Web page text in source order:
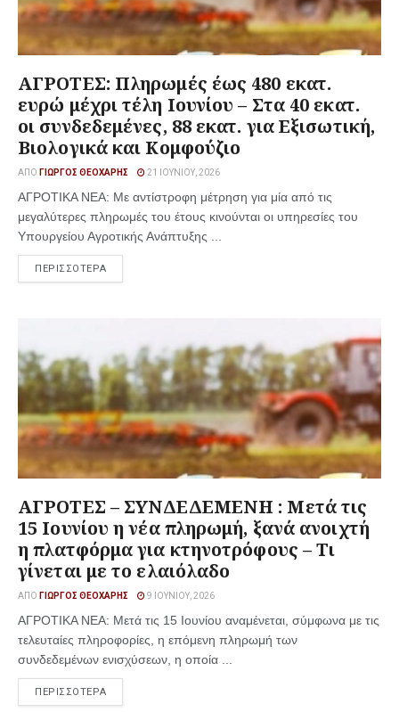
ΑΓΡΟΤΕΣ: Πληρωμές έως 480 εκατ.
ευρώ μέχρι τέλη Ιουνίου – Στα 40 εκατ.
οι συνδεδεμένες, 88 εκατ. για Εξισωτική,
Βιολογικά και Κομφούζιο
ΑΠΌ ΓΙΏΡΓΟΣ ΘΕΟΧΆΡΗΣ 21 ΙΟΥΝΊΟΥ, 2026
ΑΓΡΟΤΙΚΑ ΝΕΑ: Με αντίστροφη μέτρηση για μία από τις
μεγαλύτερες πληρωμές του έτους κινούνται οι υπηρεσίες του
Υπουργείου Αγροτικής Ανάπτυξης ...
ΠΕΡΙΣΣΟΤΕΡΑ
ΑΓΡΟΤΕΣ – ΣΥΝΔΕΔΕΜΕΝΗ : Μετά τις
15 Ιουνίου η νέα πληρωμή, ξανά ανοιχτή
η πλατφόρμα για κτηνοτρόφους – Τι
γίνεται με το ελαιόλαδο
ΑΠΌ ΓΙΏΡΓΟΣ ΘΕΟΧΆΡΗΣ 9 ΙΟΥΝΊΟΥ, 2026
ΑΓΡΟΤΙΚΑ ΝΕΑ: Μετά τις 15 Ιουνίου αναμένεται, σύμφωνα με τις
τελευταίες πληροφορίες, η επόμενη πληρωμή των
συνδεδεμένων ενισχύσεων, η οποία ...
ΠΕΡΙΣΣΟΤΕΡΑ